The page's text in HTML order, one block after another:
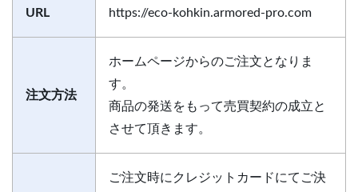
URL https://eco-kohkin.armored-pro.com
注文方法
ホームページからのご注文となりま
す。
商品の発送をもって売買契約の成立と
させて頂きます。
ご注文時にクレジットカードにてご決